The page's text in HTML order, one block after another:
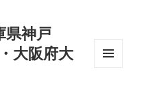
県神戸
大阪府大